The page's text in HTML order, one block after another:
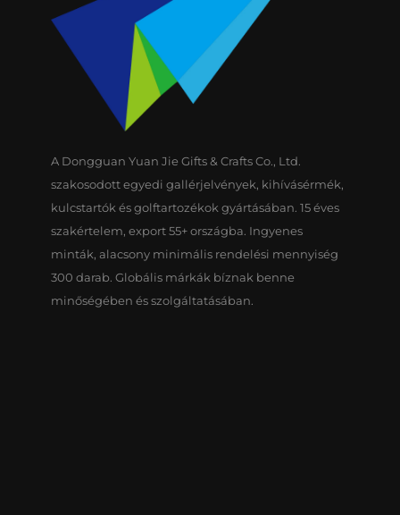
A Dongguan Yuan Jie Gifts & Crafts Co., Ltd.
szakosodott egyedi gallérjelvények, kihívásérmék,
kulcstartók és golftartozékok gyártásában. 15 éves
szakértelem, export 55+ országba. Ingyenes
minták, alacsony minimális rendelési mennyiség
300 darab. Globális márkák bíznak benne
minőségében és szolgáltatásában.